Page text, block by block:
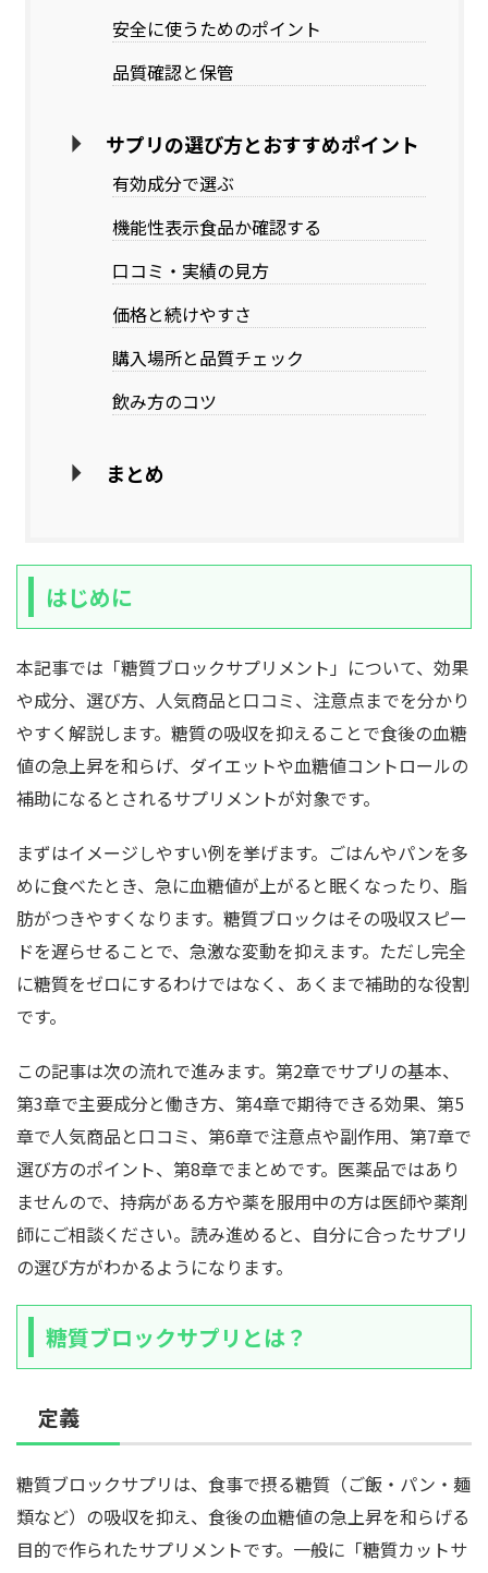
安全に使うためのポイント
品質確認と保管
サプリの選び方とおすすめポイント
有効成分で選ぶ
機能性表示食品か確認する
口コミ・実績の見方
価格と続けやすさ
購入場所と品質チェック
飲み方のコツ
まとめ
はじめに
本記事では「糖質ブロックサプリメント」について、効果
や成分、選び方、人気商品と口コミ、注意点までを分かり
やすく解説します。糖質の吸収を抑えることで食後の血糖
値の急上昇を和らげ、ダイエットや血糖値コントロールの
補助になるとされるサプリメントが対象です。
まずはイメージしやすい例を挙げます。ごはんやパンを多
めに食べたとき、急に血糖値が上がると眠くなったり、脂
肪がつきやすくなります。糖質ブロックはその吸収スピー
ドを遅らせることで、急激な変動を抑えます。ただし完全
に糖質をゼロにするわけではなく、あくまで補助的な役割
です。
この記事は次の流れで進みます。第2章でサプリの基本、
第3章で主要成分と働き方、第4章で期待できる効果、第5
章で人気商品と口コミ、第6章で注意点や副作用、第7章で
選び方のポイント、第8章でまとめです。医薬品ではあり
ませんので、持病がある方や薬を服用中の方は医師や薬剤
師にご相談ください。読み進めると、自分に合ったサプリ
の選び方がわかるようになります。
糖質ブロックサプリとは？
定義
糖質ブロックサプリは、食事で摂る糖質（ご飯・パン・麺
類など）の吸収を抑え、食後の血糖値の急上昇を和らげる
目的で作られたサプリメントです。一般に「糖質カットサ